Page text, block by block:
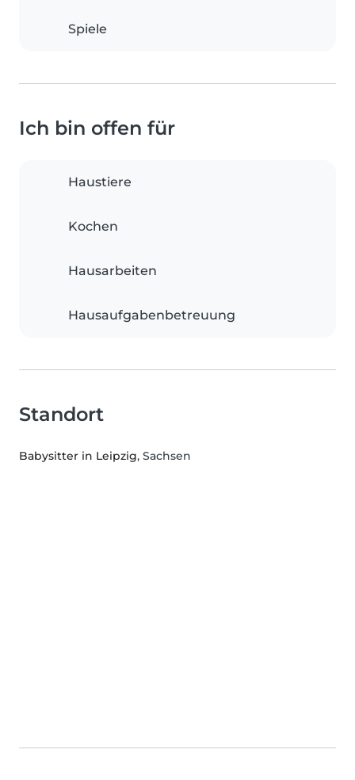
Spiele
Ich bin offen für
Haustiere
Kochen
Hausarbeiten
Hausaufgabenbetreuung
Standort
Babysitter in Leipzig, Sachsen